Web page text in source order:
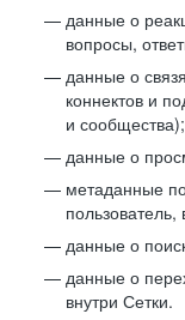
данные о
вопросы,
данные о
коннектов и
и сообщества);
данные о
метаданные
данные о
данные о
внутри Сетки.